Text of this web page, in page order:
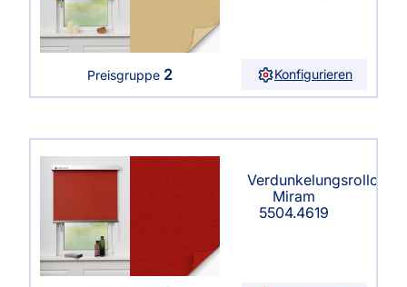
Preisgruppe 2 Konfigurieren
Verdunkelungsrollo
Miram
5504.4619